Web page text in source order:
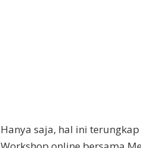
Hanya saja, hal ini